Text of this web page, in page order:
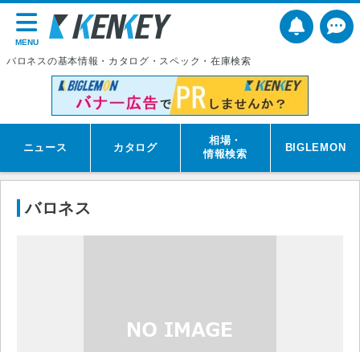
MENU
バロネスの基本情報・カタログ・スペック・在庫検索
ニュース カタログ
相場・
情報検索
BIGLEMON
バロネス